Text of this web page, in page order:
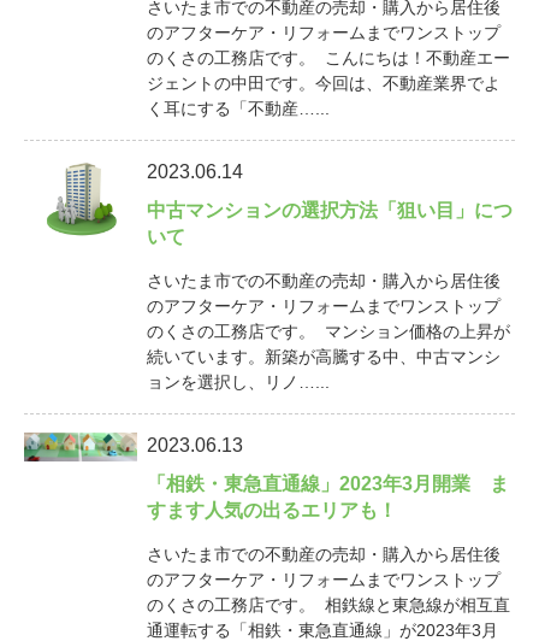
さいたま市での不動産の売却・購入から居住後
のアフターケア・リフォームまでワンストップ
のくさの工務店です。 こんにちは！不動産エー
ジェントの中田です。今回は、不動産業界でよ
く耳にする「不動産…...
2023.06.14
中古マンションの選択方法「狙い目」につ
いて
さいたま市での不動産の売却・購入から居住後
のアフターケア・リフォームまでワンストップ
のくさの工務店です。 マンション価格の上昇が
続いています。新築が高騰する中、中古マンシ
ョンを選択し、リノ…...
2023.06.13
「相鉄・東急直通線」2023年3月開業 ま
すます人気の出るエリアも！
さいたま市での不動産の売却・購入から居住後
のアフターケア・リフォームまでワンストップ
のくさの工務店です。 相鉄線と東急線が相互直
通運転する「相鉄・東急直通線」が2023年3月